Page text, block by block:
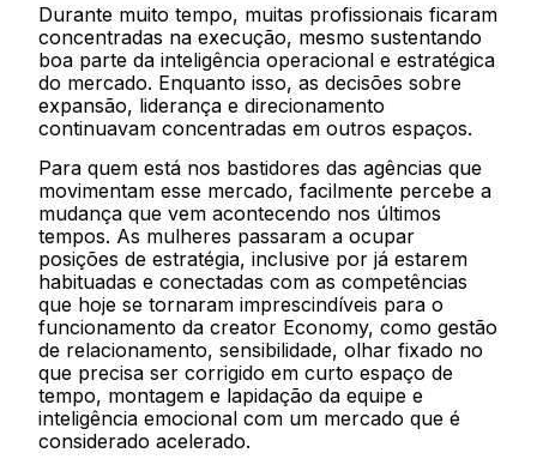
Durante muito tempo, muitas profissionais ficaram
concentradas na execução, mesmo sustentando
boa parte da inteligência operacional e estratégica
do mercado. Enquanto isso, as decisões sobre
expansão, liderança e direcionamento
continuavam concentradas em outros espaços.
Para quem está nos bastidores das agências que
movimentam esse mercado, facilmente percebe a
mudança que vem acontecendo nos últimos
tempos. As mulheres passaram a ocupar
posições de estratégia, inclusive por já estarem
habituadas e conectadas com as competências
que hoje se tornaram imprescindíveis para o
funcionamento da creator Economy, como gestão
de relacionamento, sensibilidade, olhar fixado no
que precisa ser corrigido em curto espaço de
tempo, montagem e lapidação da equipe e
inteligência emocional com um mercado que é
considerado acelerado.